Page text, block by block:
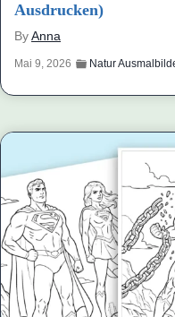
Ausdrucken)
ByAnna
Mai 9, 2026 Natur